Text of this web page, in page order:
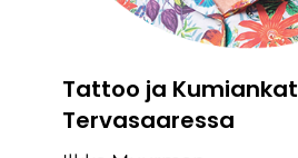
Tattoo ja Kumiankat
Tervasaaressa